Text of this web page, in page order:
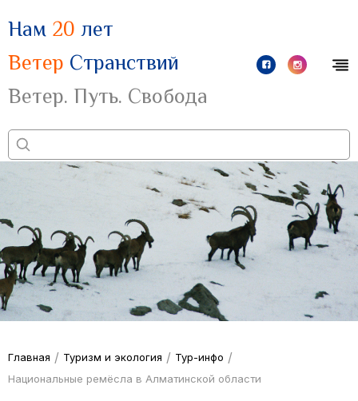
Нам 20 лет
Ветер Странствий
Ветер. Путь. Свобода
Главная / Туризм и экология / Тур-инфо /
Национальные ремёсла в Алматинской области